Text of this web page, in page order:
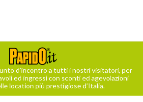
d’incontro a tutti i nostri visitatori, per
ed ingressi con sconti ed agevolazioni
location più prestigiose d’Italia.